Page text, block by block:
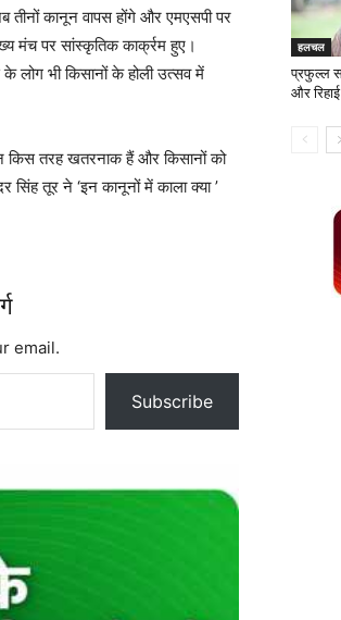
तीनों कानून वापस होंगे और एमएसपी पर
मंच पर सांस्कृतिक कार्क्रम हुए।
के लोग भी किसानों के होली उत्सव में
किस तरह खतरनाक हैं और किसानों को
सिंह तूर ने ‘इन कानूनों में काला क्या ’
email.
Subscribe
हलचल
प्रफुल्ल
और रिहाई